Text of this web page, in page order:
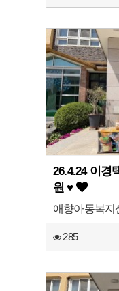
26.4.24 이경
원 ♥
애향아동복지
285